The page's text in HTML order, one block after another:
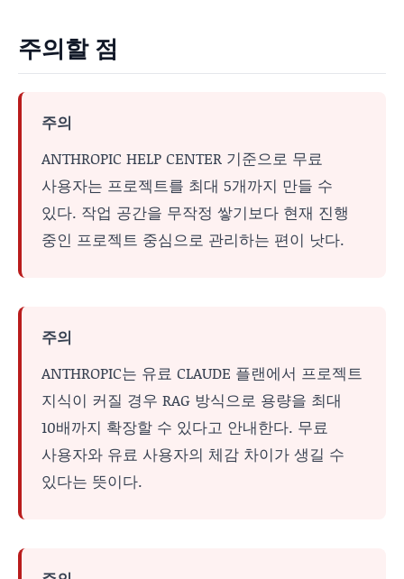
주의할 점
주의
ANTHROPIC HELP CENTER 기준으로 무료
사용자는 프로젝트를 최대 5개까지 만들 수
있다. 작업 공간을 무작정 쌓기보다 현재 진행
중인 프로젝트 중심으로 관리하는 편이 낫다.
주의
ANTHROPIC는 유료 CLAUDE 플랜에서 프로젝트
지식이 커질 경우 RAG 방식으로 용량을 최대
10배까지 확장할 수 있다고 안내한다. 무료
사용자와 유료 사용자의 체감 차이가 생길 수
있다는 뜻이다.